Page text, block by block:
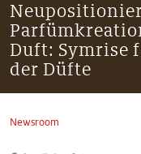
IHRE KARRIERE
Taste, Nutrition & Health
Scent & Care
Duft: Symrise
der Düfte
Newsroom